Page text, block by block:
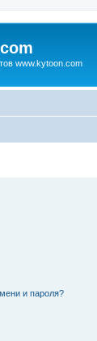
www.kytoon.com
и пароля?